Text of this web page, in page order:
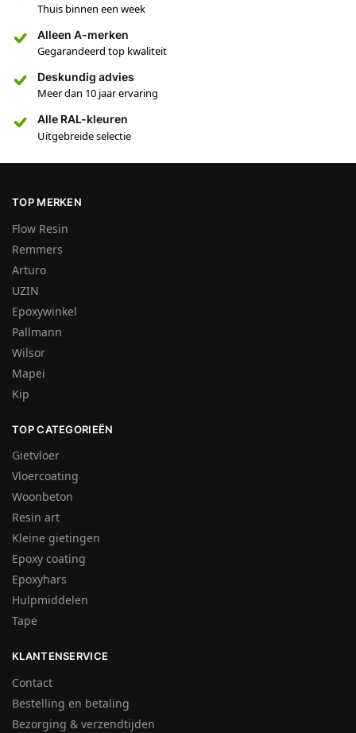
Thuis binnen een week
Alleen A-merken
Gegarandeerd top kwaliteit
Deskundig advies
Meer dan 10 jaar ervaring
Alle RAL-kleuren
Uitgebreide selectie
TOP MERKEN
Flow Resin
Remmers
Arturo
UZIN
Epoxywinkel
Pallmann
Wilsor
Mapei
Kip
TOP CATEGORIEËN
Gietvloer
Vloercoating
Woonbeton
Resin art
Kleine gietingen
Epoxy coating
Epoxyhars
Hulpmiddelen
Tape
KLANTENSERVICE
Contact
Bestelling en betaling
Bezorging & verzendtijden